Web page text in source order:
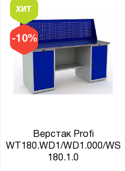
-10%
Верстак Profi
WT180.WD1/WD1.000/WS
180.1.0
Тип покрытия
монолитный
оцинкованное
порошковое
от до
Количество выдвижных